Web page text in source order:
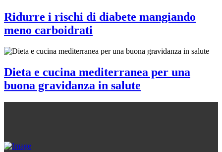
Ridurre i rischi di diabete mangiando
meno carboidrati
Dieta e cucina mediterranea per una
buona gravidanza in salute